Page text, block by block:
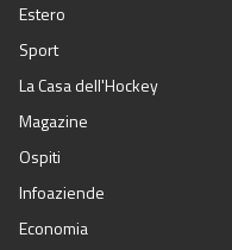
Estero
Sport
La Casa dell'Hockey
Magazine
Ospiti
Infoaziende
Economia